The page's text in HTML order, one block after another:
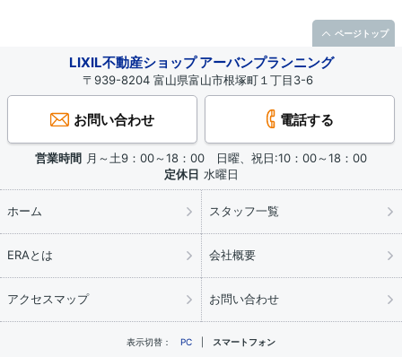
LIXIL不動産ショップ アーバンプランニング
〒939-8204 富山県富山市根塚町１丁目3-6
お問い合わせ 電話する
営業時間 月～土9：00～18：00 日曜、祝日:10：00～18：00
定休日 水曜日
ホーム スタッフ一覧
ERAとは 会社概要
アクセスマップ お問い合わせ
表示切替： PC スマートフォン
ページトップ